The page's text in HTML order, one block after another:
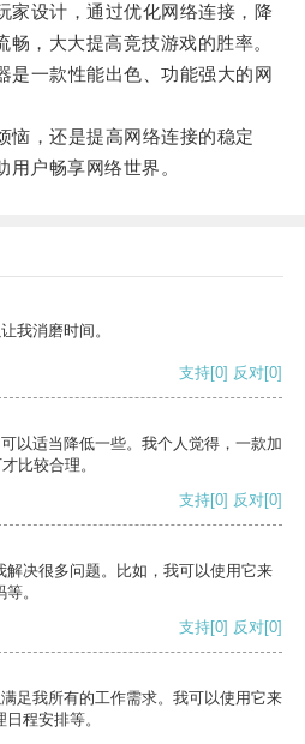
设计，通过优化网络连接，降
，大大提高竞技游戏的胜率。
一款性能出色、功能强大的网
，还是提高网络连接的稳定
户畅享网络世界。
我消磨时间。
支持[0] 反对[0]
以适当降低一些。我个人觉得，一款加
比较合理。
支持[0] 反对[0]
决很多问题。比如，我可以使用它来
。
支持[0] 反对[0]
足我所有的工作需求。我可以使用它来
程安排等。